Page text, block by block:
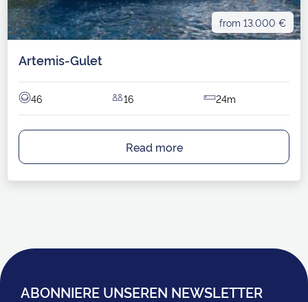
from 13.000 €
Artemis-Gulet
46 16 24m
Read more
ABONNIERE UNSEREN NEWSLETTER